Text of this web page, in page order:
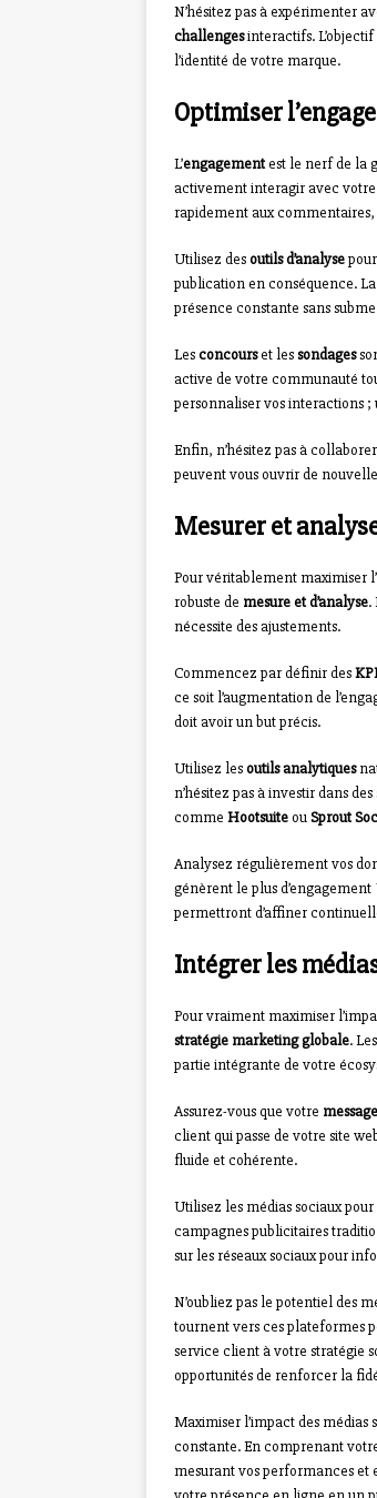
N’hésitez pas à expérimenter
challengesinteractifs.
l’identité de votre marque.
Optimiser
L’engagementest le nerf de la
activement interagir avec
rapidement aux commentaires,
Utilisez desoutils d’analyse
publication en conséquence.
présence constante sans
Lesconcourset lessondages
active de votre communauté
personnaliser vos interactions ;
Enfin, n’hésitez pas à
peuvent vous ouvrir de
Mesurer et
Pour véritablement maximiser
robuste de mesure et d’analyse.
nécessite des ajustements.
Commencez par définir des
ce soit l’augmentation de
doit avoir un but précis.
Utilisez lesoutils analytiques
n’hésitez pas à investir dans
comme HootsuiteouSprout
Analysez régulièrement vos
génèrent le plus
permettront d’affiner
Intégrer les
Pour vraiment maximiser
stratégie marketing globale.
partie intégrante de votre
Assurez-vous que votre message
client qui passe de votre site
fluide et cohérente.
Utilisez les médias sociaux
campagnes publicitaires
sur les réseaux sociaux pour
N’oubliez pas le potentiel des
tournent vers ces plateformes
service client à votre stratégie
opportunités de renforcer la
Maximiser l’impact des
constante. En comprenant
mesurant vos performances et